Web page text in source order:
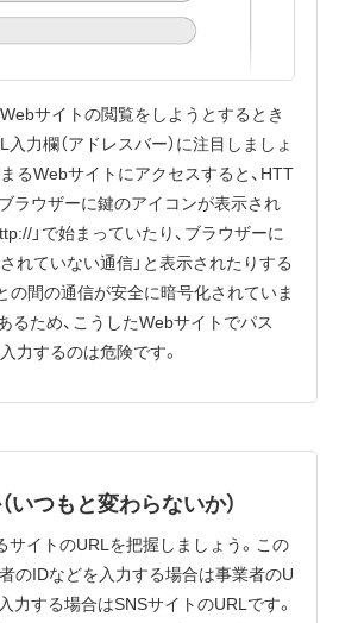
サイトの閲覧をしようとするとき
入力欄（アドレスバー）に注目しましょ
まるWebサイトにアクセスすると、HTT
ラウザーに鍵のアイコンが表示され
」で始まっていたり、ブラウザーに
されていない通信」と表示されたりする
の間の通信が安全に暗号化されていま
るため、こうしたWebサイトでパス
力するのは危険です。
いつもと変わらないか）
サイトのURLを把握しましょう。この
のIDなどを入力する場合は事業者のU
力する場合はSNSサイトのURLです。